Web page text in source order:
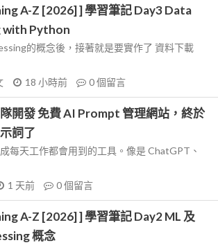
A-Z [2026] ] 學習筆記 Day3 Data
with Python
的概念後，接著就是要實作了 資料下載
18 小時前 0個留言
隊開發 免費 AI Prompt 管理網站，終於
詞了
每天工作都會用到的工具。像是 ChatGPT、
1 天前 0個留言
A-Z [2026] ] 學習筆記 Day2 ML 及
概念